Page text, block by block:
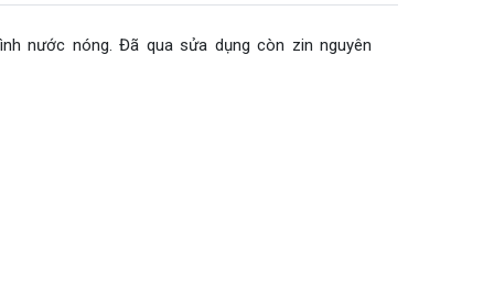
nước nóng. Đã qua sửa dụng còn zin nguyên